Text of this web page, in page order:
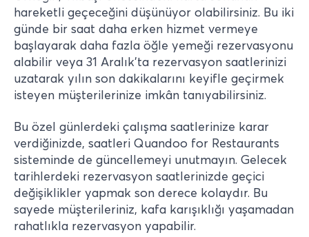
hareketli geçeceğini düşünüyor olabilirsiniz. Bu iki
günde bir saat daha erken hizmet vermeye
başlayarak daha fazla öğle yemeği rezervasyonu
alabilir veya 31 Aralık’ta rezervasyon saatlerinizi
uzatarak yılın son dakikalarını keyifle geçirmek
isteyen müşterilerinize imkân tanıyabilirsiniz.
Bu özel günlerdeki çalışma saatlerinize karar
verdiğinizde, saatleri Quandoo for Restaurants
sisteminde de güncellemeyi unutmayın. Gelecek
tarihlerdeki rezervasyon saatlerinizde geçici
değişiklikler yapmak son derece kolaydır. Bu
sayede müşterileriniz, kafa karışıklığı yaşamadan
rahatlıkla rezervasyon yapabilir.